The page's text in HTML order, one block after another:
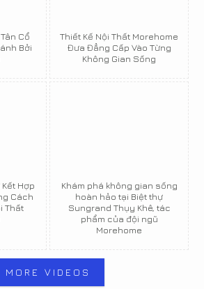
Cổ
Bởi
Thiết Kế Nội Thất Morehome
Đưa Đẳng Cấp Vào Từng
Không Gian Sống
Hợp
Cách
Thất
Khám phá không gian sống
hoàn hảo tại Biệt thự
Sungrand Thụy Khê, tác
phẩm của đội ngũ
Morehome
MORE VIDEOS